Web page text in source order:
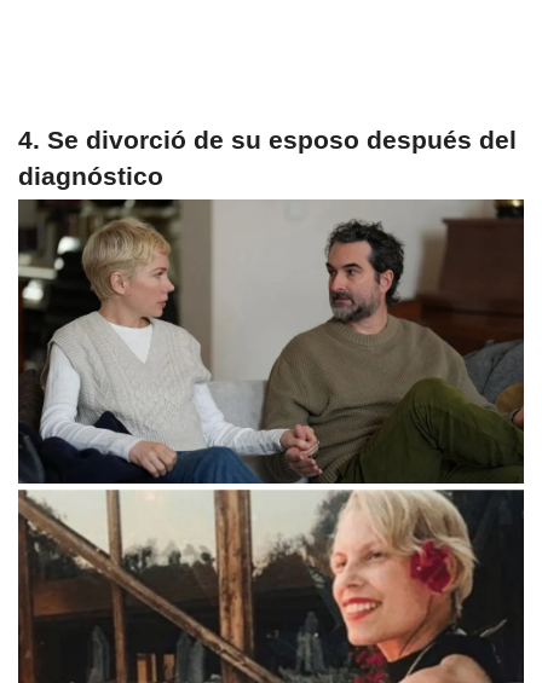
4. Se divorció de su esposo después del
diagnóstico